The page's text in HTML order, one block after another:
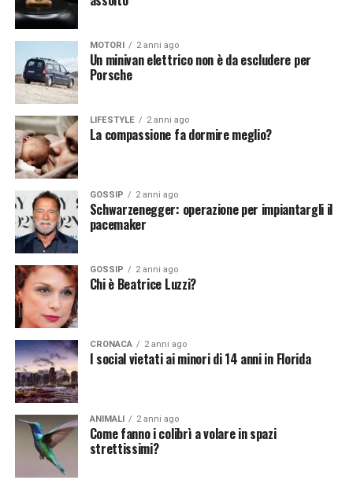
[fonte immagine: https://pixabay.com/it/photos/isola-
vacanza-caraibico-palme-2482200/]
Continua a leggere su atuttonotizie.it
Vuoi essere sempre aggiornato e ricevere le principali
notizie del giorno?
MOTORI 2 anni ago
Un minivan elettrico non è da escludere per
Porsche
LIFESTYLE 2 anni ago
La compassione fa dormire meglio?
GOSSIP 2 anni ago
Schwarzenegger: operazione per impiantargli il
pacemaker
GOSSIP 2 anni ago
Chi è Beatrice Luzzi?
CRONACA 2 anni ago
I social vietati ai minori di 14 anni in Florida
ANIMALI 2 anni ago
Come fanno i colibrì a volare in spazi
strettissimi?